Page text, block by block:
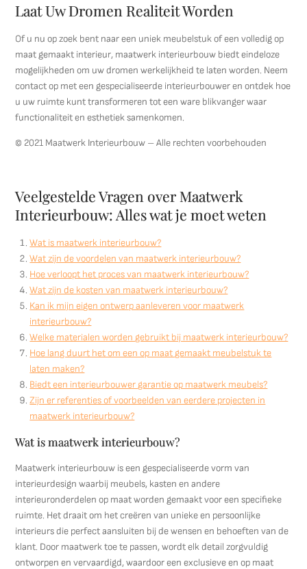
Laat Uw Dromen Realiteit Worden
Of u nu op zoek bent naar een uniek meubelstuk of een volledig op
maat gemaakt interieur, maatwerk interieurbouw biedt eindeloze
mogelijkheden om uw dromen werkelijkheid te laten worden. Neem
contact op met een gespecialiseerde interieurbouwer en ontdek hoe
u uw ruimte kunt transformeren tot een ware blikvanger waar
functionaliteit en esthetiek samenkomen.
© 2021 Maatwerk Interieurbouw – Alle rechten voorbehouden
Veelgestelde Vragen over Maatwerk
Interieurbouw: Alles wat je moet weten
Wat is maatwerk interieurbouw?
Wat zijn de voordelen van maatwerk interieurbouw?
Hoe verloopt het proces van maatwerk interieurbouw?
Wat zijn de kosten van maatwerk interieurbouw?
Kan ik mijn eigen ontwerp aanleveren voor maatwerk
interieurbouw?
Welke materialen worden gebruikt bij maatwerk interieurbouw?
Hoe lang duurt het om een op maat gemaakt meubelstuk te
laten maken?
Biedt een interieurbouwer garantie op maatwerk meubels?
Zijn er referenties of voorbeelden van eerdere projecten in
maatwerk interieurbouw?
Wat is maatwerk interieurbouw?
Maatwerk interieurbouw is een gespecialiseerde vorm van
interieurdesign waarbij meubels, kasten en andere
interieuronderdelen op maat worden gemaakt voor een specifieke
ruimte. Het draait om het creëren van unieke en persoonlijke
interieurs die perfect aansluiten bij de wensen en behoeften van de
klant. Door maatwerk toe te passen, wordt elk detail zorgvuldig
ontworpen en vervaardigd, waardoor een exclusieve en op maat